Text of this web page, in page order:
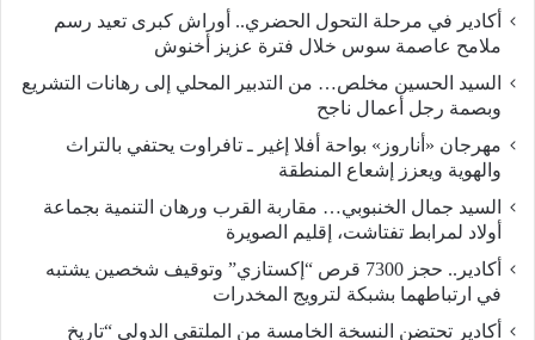
أكادير في مرحلة التحول الحضري.. أوراش كبرى تعيد رسم
ملامح عاصمة سوس خلال فترة عزيز أخنوش
السيد الحسين مخلص… من التدبير المحلي إلى رهانات التشريع
وبصمة رجل أعمال ناجح
مهرجان «أناروز» بواحة أفلا إغير ـ تافراوت يحتفي بالتراث
والهوية ويعزز إشعاع المنطقة
السيد جمال الخنبوبي… مقاربة القرب ورهان التنمية بجماعة
أولاد لمرابط تفتاشت، إقليم الصويرة
أكادير.. حجز 7300 قرص “إكستازي” وتوقيف شخصين يشتبه
في ارتباطهما بشبكة لترويج المخدرات
أكادير تحتضن النسخة الخامسة من الملتقى الدولي “تاريخ